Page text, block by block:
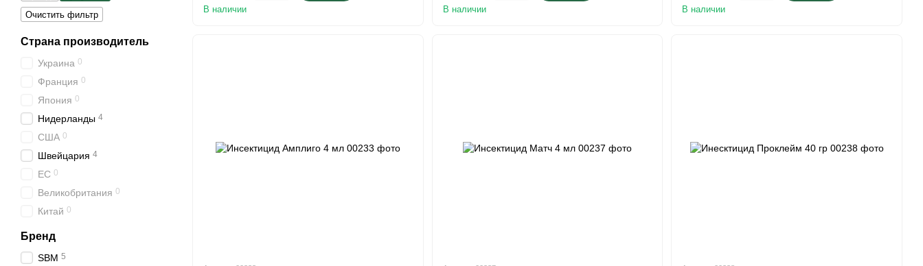
В наличии В наличии В наличии
Очистить фильтр
Страна производитель
Украина 0
Франция 0
Япония 0
Нидерланды 4
США 0
Швейцария 4
ЕС 0
Великобритания 0
Китай 0
Бренд
SBM 5